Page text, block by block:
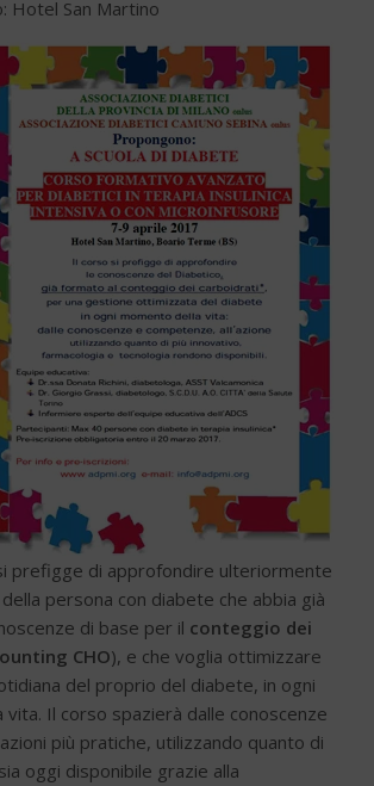
Hotel San Martino
prefigge di approfondire ulteriormente
persona con diabete che abbia già
di base per il conteggio dei
CHO), e che voglia ottimizzare
del proprio del diabete, in ogni
vita. Il corso spazierà dalle conoscenze
più pratiche, utilizzando quanto di
oggi disponibile grazie alla